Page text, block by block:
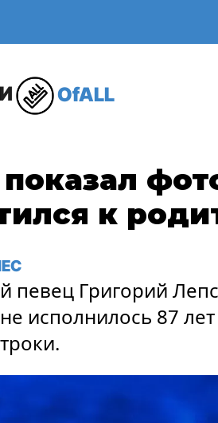
OfALL
к
певец Григорий
исполнилось 87